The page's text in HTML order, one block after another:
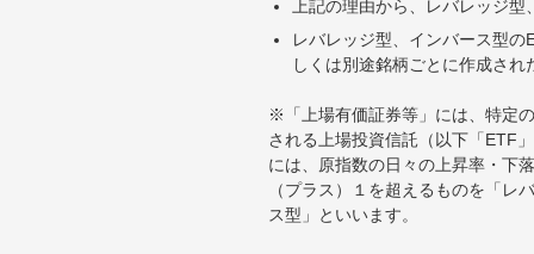
上記の理由から、レバレッジ
レバレッジ型、インバース型
しくは別途銘柄ごとに作成さ
※「上場有価証券等」には、特定
される上場投資信託（以下「ETF
には、原指数の日々の上昇率・下
（プラス）１を超えるものを「
ス型」といいます。